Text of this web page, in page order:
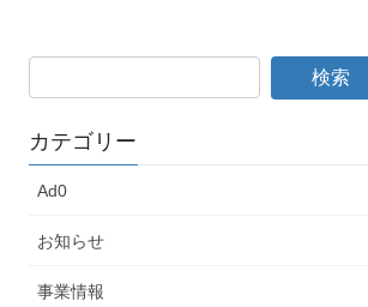
カテゴリー
Ad0
お知らせ
事業情報